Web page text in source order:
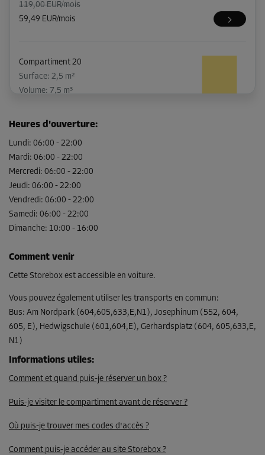
119,00 EUR/mois
59,49 EUR/mois
Compartiment 20
Surface: 2,5 m²
Volume: 7,5 m³
-50%
Dès
119,00 EUR/mois
59,49 EUR/mois
Compartiment 21
Volume: 7,5 m³
Long:1,8 m Larg:1,4m Haut:3m
-50%
Dès
119,00 EUR/mois
Surface: 0,9 m²
Volume: 2,7 m³
Long:1,2m Larg:0,8 m Haut:3m
Heures d'ouverture:
Lundi: 06:00 - 22:00
Mardi: 06:00 - 22:00
Mercredi: 06:00 - 22:00
Jeudi: 06:00 - 22:00
Vendredi: 06:00 - 22:00
Samedi: 06:00 - 22:00
Dimanche: 10:00 - 16:00
Comment venir
Cette Storebox est accessible en voiture.
Vous pouvez également utiliser les transports en commun:
Bus: Am Nordpark (604,605,633,E,N1), Josephinum (552, 604,
605, E), Hedwigschule (601,604,E), Gerhardsplatz (604, 605,633,E,
N1)
Informations utiles:
Comment et quand puis-je réserver un box ?
Puis-je visiter le compartiment avant de réserver ?
Où puis-je trouver mes codes d'accès ?
Comment puis-je accéder au site Storebox ?